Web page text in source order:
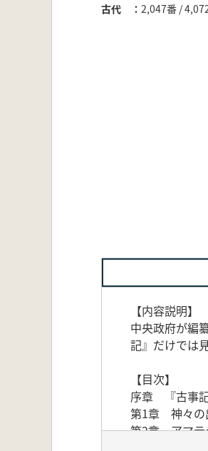
古代
2,047番 /
【内容説明】
中央政府が編
記』だけでは
【目次】
序章 『古事
第1章 神々の
第2章 アマテ